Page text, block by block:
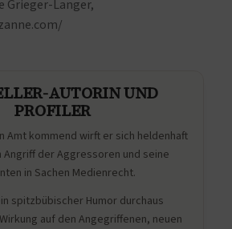
AUTORIN UND
PROFILER
Amt kommend wirft er sich heldenhaft
Angriff der Aggressoren und seine
in Sachen Medienrecht.
spitzbübischer Humor durchaus
auf den Angegriffenen, neuen